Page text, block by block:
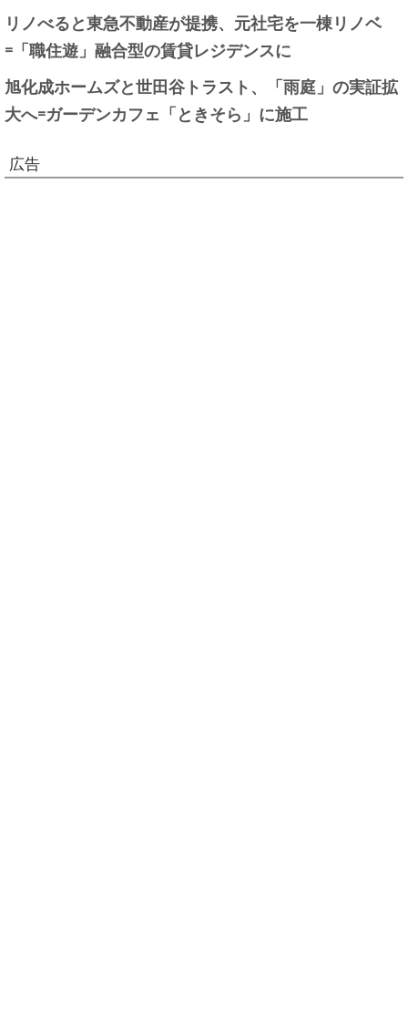
リノべると東急不動産が提携、元社宅を一棟リノベ
=「職住遊」融合型の賃貸レジデンスに
旭化成ホームズと世田谷トラスト、「雨庭」の実証拡
大へ=ガーデンカフェ「ときそら」に施工
広告